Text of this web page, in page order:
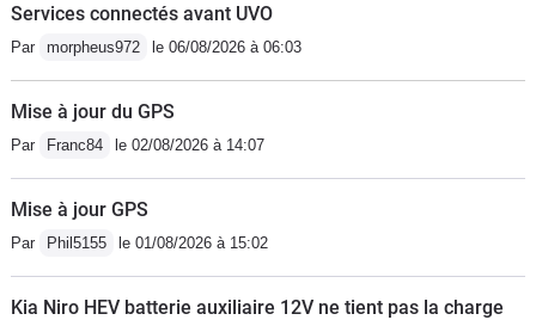
Services connectés avant UVO
Par morpheus972 le 06/08/2026 à 06:03
Mise à jour du GPS
Par Franc84 le 02/08/2026 à 14:07
Mise à jour GPS
Par Phil5155 le 01/08/2026 à 15:02
Kia Niro HEV batterie auxiliaire 12V ne tient pas la charge